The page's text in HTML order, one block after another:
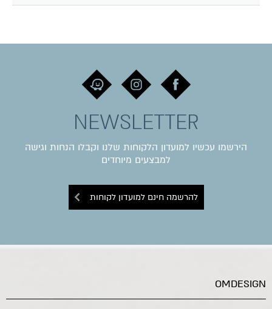
NEWSLETTER
הירשמו עכשיו למועדון הלקוחות שלנו וקבלו הנחות וגישה
למבצעים מיוחדים
להרשמה חינם למועדון לקוחות
OMDESIGN